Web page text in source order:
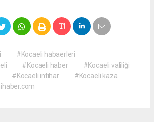
#Kocaeli habaerleri
#Kocaeli haber
#Kocaeli valiliği
#Kocaeli intihar
#Kocaeli kaza